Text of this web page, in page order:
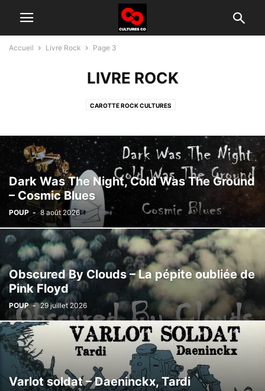
Accueil Livre Rock Page 3
LIVRE ROCK
CAROTTE ROCK CULTURES
Dark Was The Night, Cold Was The Ground
– Cosmic Blues
POUP - 8 août 2026
Obscured By Clouds – La pépite oubliée de
Pink Floyd
POUP - 29 juillet 2026
Varlot soldat – Daeninckx, Tardi